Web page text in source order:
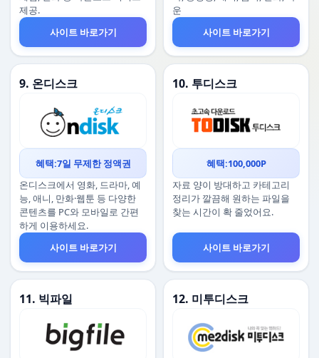
제공.
사이트 바로가기
운
사이트 바로가기
9. 온디스크
혜택:7일 무제한 정액권
온디스크에서 영화, 드라마, 예
능, 애니, 만화·웹툰 등 다양한
콘텐츠를 PC와 모바일로 간편
하게 이용하세요.
사이트 바로가기
10. 투디스크
혜택:100,000P
자료 양이 방대하고 카테고리
정리가 깔끔해 원하는 파일을
찾는 시간이 확 줄었어요.
사이트 바로가기
11. 빅파일 12. 미투디스크